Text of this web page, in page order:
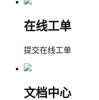
在线工单
提交在线工单
文档中心